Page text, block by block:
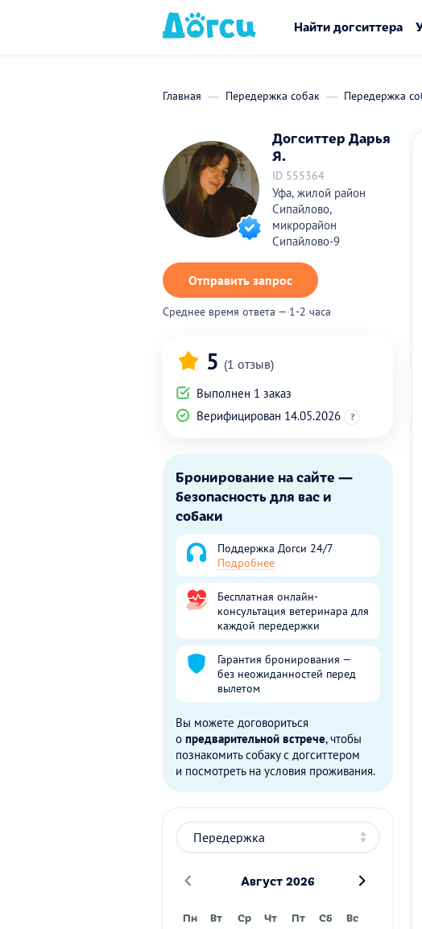
Найти догситтера
Главная Передержка собак Передержка
Догситтер Дарья
Я.
ID 555364
Уфа, жилой район
Сипайлово,
микрорайон
Сипайлово-9
Отправить запрос
Среднее время ответа — 1-2 часа
5 (1 отзыв)
Выполнен 1 заказ
Верифицирован 14.05.2026
?
Бронирование на сайте —
безопасность для вас и
собаки
Поддержка Догси 24/7
Подробнее
Бесплатная онлайн-
консультация ветеринара для
каждой передержки
Гарантия бронирования —
без неожиданностей перед
вылетом
Вы можете договориться
о предварительной встрече, чтобы
познакомить собаку с догситтером
и посмотреть на условия проживания.
Август 2026
Пн Вт Ср Чт Пт Сб Вс